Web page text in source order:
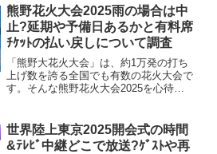
り駅、アクセス方法について、最新情報
をたっぷりご紹介します...
熊野花火大会2025雨の場合は中
止?延期や予備日あるかと有料席
ﾁｹｯﾄの払い戻しについて調査
「熊野大花火大会」は、約1万発の打ち
上げ数を誇る全国でも有数の花火大会で
す。そんな熊野花火大会2025を心待ち
「雨天中止の判断」「延期や予備日」
「有料席チケットの払い戻し...
世界陸上東京2025開会式の時間
&ﾃﾚﾋﾞ中継どこで放送?ｹﾞｽﾄや再